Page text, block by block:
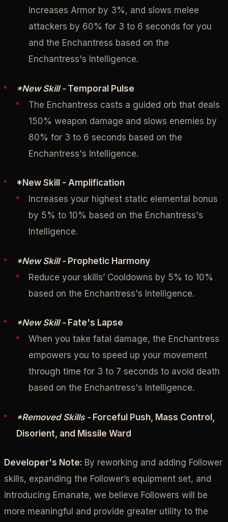
increases Armor by 3%, and slows melee
attackers by 60% for 3 to 6 seconds for you
and the Enchantress based on the
Enchantress's Intelligence.
*New Skill - Temporal Pulse
The Enchantress casts a guided orb that deals
150% weapon damage and slows enemies by
80% for 3 to 6 seconds based on the
Enchantress's Intelligence.
*New Skill - Amplification
Increases your highest static elemental bonus
by 5% to 10% based on the Enchantress's
Intelligence.
*New Skill - Prophetic Harmony
Reduce your skills’ Cooldowns by 5% to 10%
based on the Enchantress's Intelligence.
*New Skill - Fate's Lapse
When you take fatal damage, the Enchantress
empowers you to speed up your movement
through time for 3 to 7 seconds to avoid death
based on the Enchantress's Intelligence.
*Removed Skills - Forceful Push, Mass Control,
Disorient, and Missile Ward
Developer's Note: By reworking and adding Follower
skills, expanding the Follower’s equipment set, and
introducing Emanate, we believe Followers will be
more meaningful and provide greater utility to the